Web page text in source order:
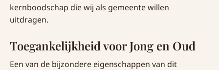
kernboodschap die wij als gemeente willen
uitdragen.
Toegankelijkheid voor Jong en Oud
Een van de bijzondere eigenschappen van dit